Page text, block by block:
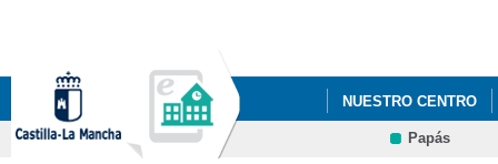
NUESTRO CENTRO
ENERGÍAS
Papás